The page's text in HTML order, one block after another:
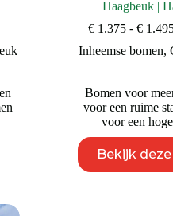
Haagbeuk |
€ 1.375 - €
Inheemse bomen,
Bomen voor
voor een ruime
voor een
Bekijk